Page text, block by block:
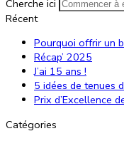
Cherche ici
Récent
Pourquoi offrir un
Récap’ 2025
J’ai 15 ans !
5 idées de tenues
Prix d’Excellence
Catégories